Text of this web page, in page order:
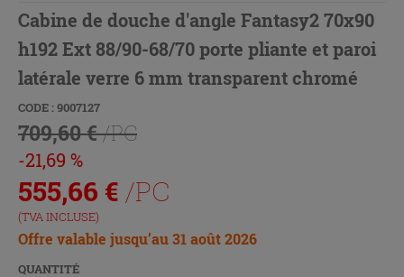
Cabine de douche d'angle Fantasy2 70x90
h192 Ext 88/90-68/70 porte pliante et paroi
latérale verre 6 mm transparent chromé
CODE : 9007127
709,60 €/PC
-21,69 %
555,66 € /PC
(TVA INCLUSE)
Offre valable jusqu’au 31 août 2026
QUANTITÉ